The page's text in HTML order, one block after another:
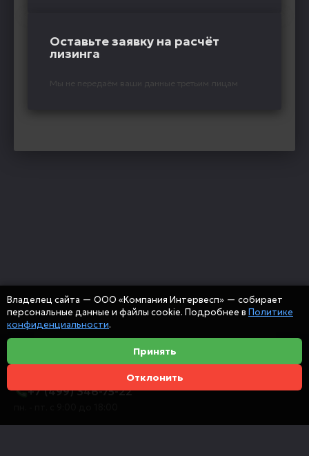
Оставьте заявку на расчёт
лизинга
Мы не передаём ваши данные третьим лицам
+7 (499) 346-75-22
Владелец сайта — ООО «Компания Интервесп» — собирает
персональные данные и файлы cookie. Подробнее в Политике
конфиденциальности.
Принять
Отклонить